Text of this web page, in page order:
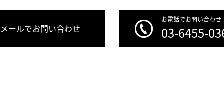
メールでお問い合わせ
お電話でお問い合わせ
03-6455-